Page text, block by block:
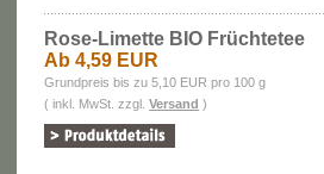
Rose-Limette BIO Früchtetee
Ab 4,59 EUR
Grundpreis bis zu 5,10 EUR pro 100 g
( inkl. MwSt. zzgl.Versand )